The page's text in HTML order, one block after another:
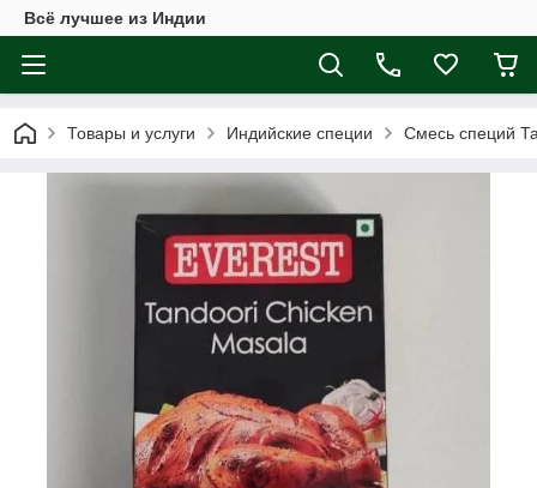
Всё лучшее из Индии
Товары и услуги Индийские специи Смесь специй